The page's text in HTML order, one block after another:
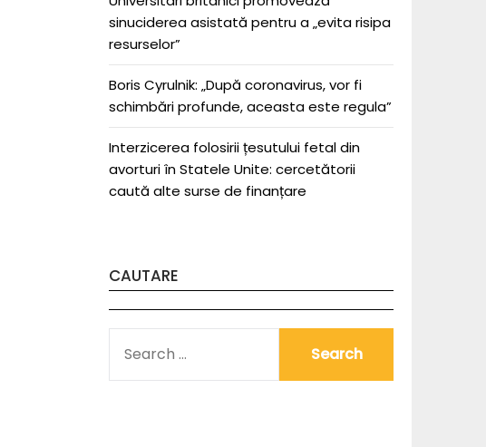
sinuciderea asistată pentru a „evita risipa
resurselor”
Boris Cyrulnik: „După coronavirus, vor fi
schimbări profunde, aceasta este regula”
Interzicerea folosirii țesutului fetal din
avorturi în Statele Unite: cercetătorii
caută alte surse de finanțare
CAUTARE
FOR: